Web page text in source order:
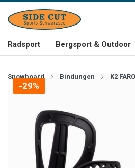
Radsport Bergsport & Outdoor
Snowboard Bindungen K2
-29%